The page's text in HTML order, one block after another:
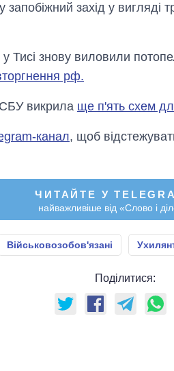
захід у вигляді
Тисі знову виловили
рф.
СБУ викрила ще п'ять схем
канал, щоб
ЧИТАЙТЕ У
найважливіше від «Слово і
Військовозобов'язані
Поділитися: